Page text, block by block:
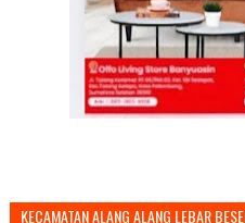
KECAMATAN ALANG ALANG LEBAR